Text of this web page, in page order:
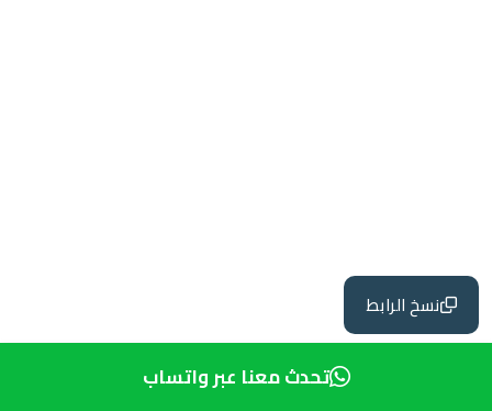
نسخ الرابط
تحدث معنا عبر واتساب